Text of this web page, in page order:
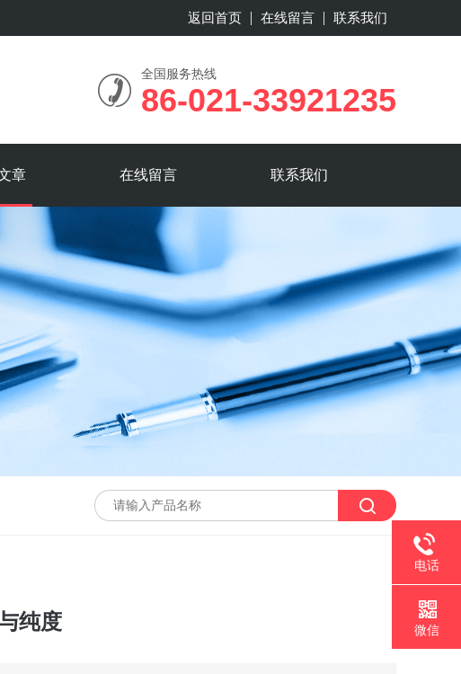
返回首页 在线留言 联系我们
全国服务热线
86-021-33921235
章 在线留言 联系我们
纯度
电话
微信